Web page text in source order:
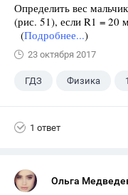
Определить вес
(рис. 51), если R1 = 20
(Подробнее...)
23 октября 2017
ГДЗ Физика
1 ответ
Ольга